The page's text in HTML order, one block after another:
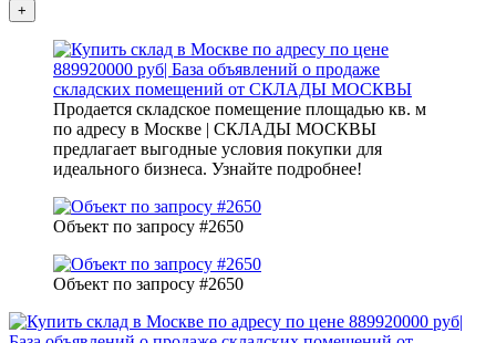
+
Продается складское помещение площадью кв. м
по адресу в Москве | СКЛАДЫ МОСКВЫ
предлагает выгодные условия покупки для
идеального бизнеса. Узнайте подробнее!
Объект по запросу #2650
Объект по запросу #2650